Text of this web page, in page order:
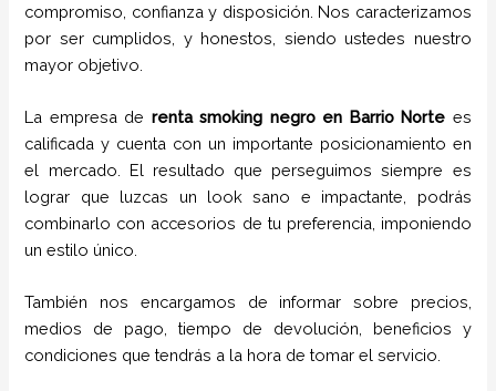
compromiso, confianza y disposición. Nos caracterizamos
por ser cumplidos, y honestos, siendo ustedes nuestro
mayor objetivo.
La empresa de renta smoking negro en Barrio Norte es
calificada y cuenta con un importante posicionamiento en
el mercado. El resultado que perseguimos siempre es
lograr que luzcas un look sano e impactante, podrás
combinarlo con accesorios de tu preferencia, imponiendo
un estilo único.
También nos encargamos de informar sobre precios,
medios de pago, tiempo de devolución, beneficios y
condiciones que tendrás a la hora de tomar el servicio.